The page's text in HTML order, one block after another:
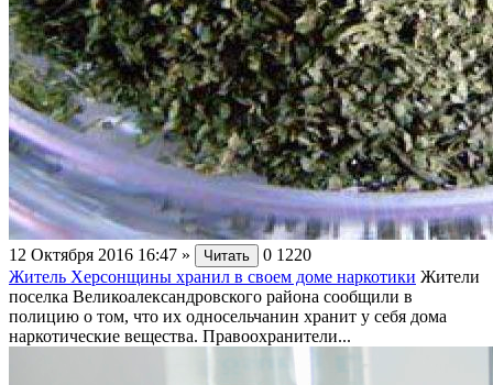
12 Октября 2016 16:47 » Читать 0 1220
Житель Херсонщины хранил в своем доме наркотики Жители
поселка Великоалександровского района сообщили в
полицию о том, что их односельчанин хранит у себя дома
наркотические вещества. Правоохранители...